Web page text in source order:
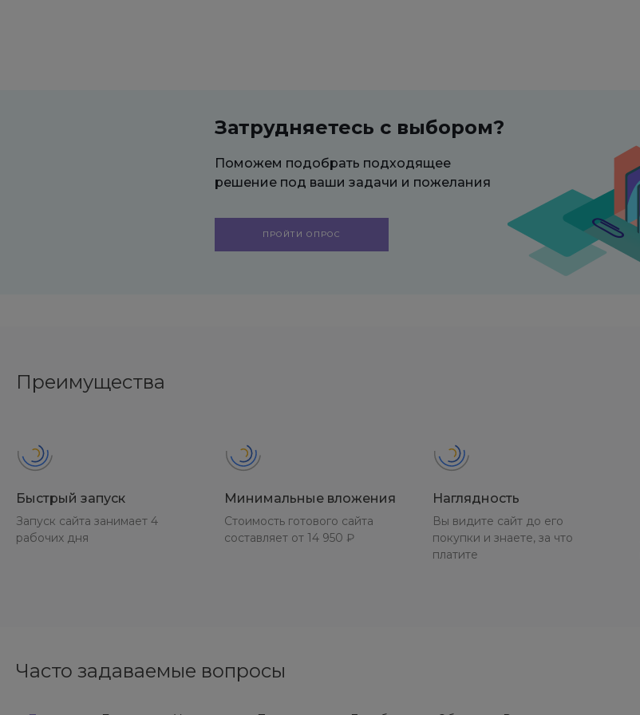
Затрудняетесь с выбором?
Поможем подобрать подходящее
решение под ваши задачи и пожелания
ПРОЙТИ ОПРОС
Преимущества
Быстрый запуск
Запуск сайта занимает 4
рабочих дня
Минимальные вложения
Стоимость готового сайта
составляет от 14 950 ₽
Наглядность
Вы видите сайт до его
покупки и знаете, за что
платите
Часто задаваемые вопросы